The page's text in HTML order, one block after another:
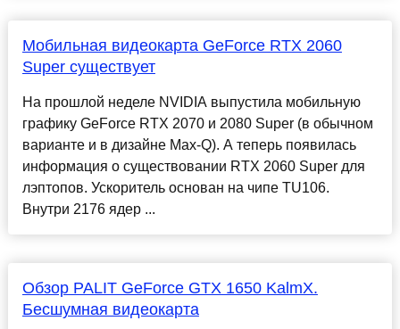
Мобильная видеокарта GeForce RTX 2060
Super существует
На прошлой неделе NVIDIA выпустила мобильную
графику GeForce RTX 2070 и 2080 Super (в обычном
варианте и в дизайне Max-Q). А теперь появилась
информация о существовании RTX 2060 Super для
лэптопов. Ускоритель основан на чипе TU106.
Внутри 2176 ядер ...
Обзор PALIT GeForce GTX 1650 KalmX.
Бесшумная видеокарта